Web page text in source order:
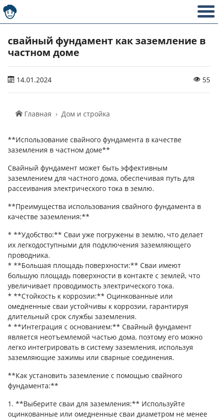
свайный фундамент как заземление в
частном доме
14.01.2024 55
Главная Дом и стройка
**Использование свайного фундамента в качестве
заземления в частном доме**
Свайный фундамент может быть эффективным
заземлением для частного дома, обеспечивая путь для
рассеивания электрического тока в землю.
**Преимущества использования свайного фундамента в
качестве заземления:**
* **Удобство:** Сваи уже погружены в землю, что делает
их легкодоступными для подключения заземляющего
проводника.
* **Большая площадь поверхности:** Сваи имеют
большую площадь поверхности в контакте с землей, что
увеличивает проводимость электрического тока.
* **Стойкость к коррозии:** Оцинкованные или
омедненные сваи устойчивы к коррозии, гарантируя
длительный срок службы заземления.
* **Интеграция с основанием:** Свайный фундамент
является неотъемлемой частью дома, поэтому его можно
легко интегрировать в систему заземления, используя
заземляющие зажимы или сварные соединения.
**Как установить заземление с помощью свайного
фундамента:**
1. **Выберите сваи для заземления:** Используйте
оцинкованные или омедненные сваи диаметром не менее